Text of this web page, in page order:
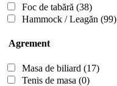
Foc de tabără (38)
Hammock / Leagăn (99)
Agrement
Masa de biliard (17)
Tenis de masa (0)